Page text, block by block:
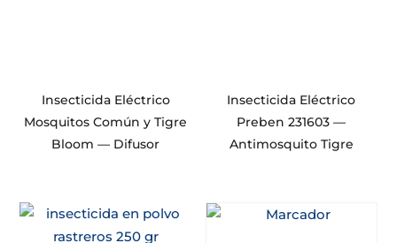
Insecticida Eléctrico
Mosquitos Común y Tigre
Bloom — Difusor
Insecticida Eléctrico
Preben 231603 —
Antimosquito Tigre